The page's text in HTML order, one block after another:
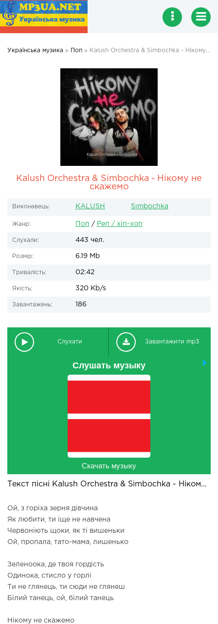
Українська музика » Поп » Kalush Orchestra & Simbochka - Нікому не скажемо
Kalush Orchestra & Simbochka - Нікому не
скажемо
Виконавець: KALUSH Simbochka
Жанр: Поп / Реп / хіп-хоп
Слухали: 443 чел.
Розмір: 6.19 Mb
Тривалість: 02:42
Якість: 320 Kb/s
Завантажень: 186
Слухати Завантажити mp3
Слушать музыку
Скачать музыку
Текст пісні Kalush Orchestra & Simbochka - Нікому не скажемо
Ой, з горіха зерня дівчина
Як любити, ти іще не навчена
Червоніють щоки, як ті вишеньки
Ой, пропала, тато-мама, лишенько
Зеленоока, де твоя гордість
Одинока, стисло у горлі
Ти не глянець, ти сюди не глянеш
Білий танець, ой, білий танець
Нікому не скажемо